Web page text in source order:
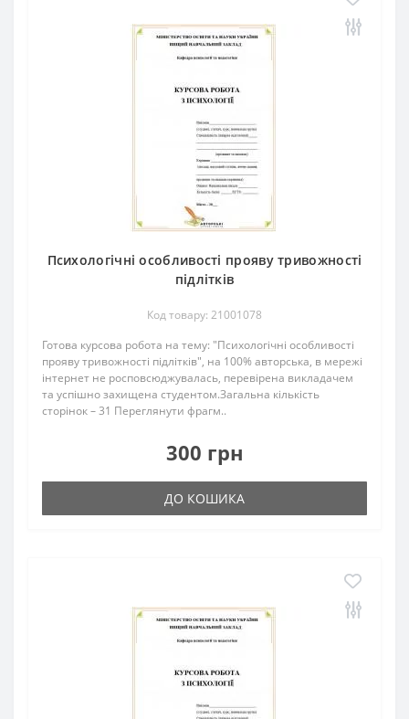
Психологічні особливості прояву тривожності
підлітків
Код товару: 21001078
Готова курсова робота на тему: "Психологічні особливості
прояву тривожності підлітків", на 100% авторська, в мережі
інтернет не росповсюджувалась, перевірена викладачем
та успішно захищена студентом.Загальна кількість
сторінок – 31 Переглянути фрагм..
300 грн
ДО КОШИКА